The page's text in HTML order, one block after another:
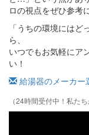
ロの視点をぜひ参考
「うちの環境には
ら、
いつでもお気軽にア
い！
給湯器のメーカー
（24時間受付中！私た